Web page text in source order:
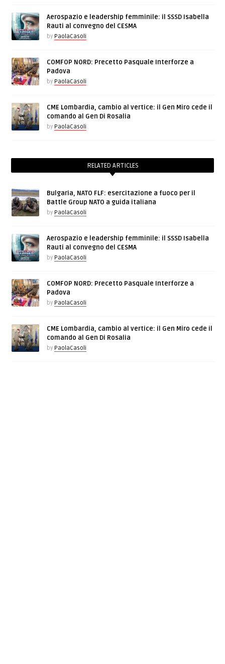
Aerospazio e leadership femminile: il SSSD Isabella
Rauti al convegno del CESMA
by PaolaCasoli
COMFOP NORD: Precetto Pasquale Interforze a
Padova
by PaolaCasoli
CME Lombardia, cambio al vertice: il Gen Miro cede il
comando al Gen Di Rosalia
by PaolaCasoli
RELATED ARTICLES
Bulgaria, NATO FLF: esercitazione a fuoco per il
Battle Group NATO a guida italiana
by PaolaCasoli
Aerospazio e leadership femminile: il SSSD Isabella
Rauti al convegno del CESMA
by PaolaCasoli
COMFOP NORD: Precetto Pasquale Interforze a
Padova
by PaolaCasoli
CME Lombardia, cambio al vertice: il Gen Miro cede il
comando al Gen Di Rosalia
by PaolaCasoli